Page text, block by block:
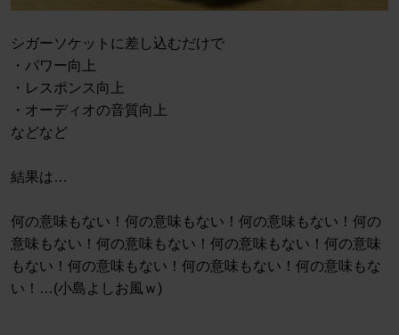
シガーソケットに差し込むだけで
・パワー向上
・レスポンス向上
・オーディオの音質向上
などなど
結果は…
何の意味もない！何の意味もない！何の意味もない！何の
意味もない！何の意味もない！何の意味もない！何の意味
もない！何の意味もない！何の意味もない！何の意味もな
い！…(小島よしお風ｗ)